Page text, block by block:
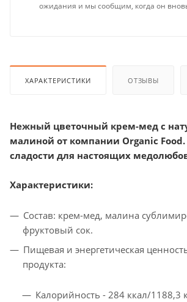
ожидания и мы сообщим, когда он
ХАРАКТЕРИСТИКИ ОТЗЫВЫ
Нежный цветочный крем-мед с
малиной от компании Organic Food.
сладости для настоящих
Характеристики:
Состав: крем-мед, малина
фруктовый сок.
Пищевая и энергетическая
продукта:
Калорийность - 284 ккал/1188,3